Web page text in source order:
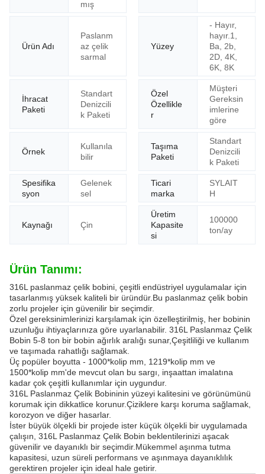
mış
Ürün Adı
Paslanm
az çelik
sarmal
Yüzey
- Hayır,
hayır.1,
Ba, 2b,
2D, 4K,
6K, 8K
İhracat
Paketi
Standart
Denizcili
k Paketi
Özel
Özellikle
r
Müşteri
Gereksin
imlerine
göre
Örnek
Kullanıla
bilir
Taşıma
Paketi
Standart
Denizcili
k Paketi
Spesifika
syon
Gelenek
sel
Ticari
marka
SYLAIT
H
Kaynağı Çin
Üretim
Kapasite
si
100000
ton/ay
Ürün Tanımı:
316L paslanmaz çelik bobini, çeşitli endüstriyel uygulamalar için
tasarlanmış yüksek kaliteli bir üründür.Bu paslanmaz çelik bobin
zorlu projeler için güvenilir bir seçimdir.
Özel gereksinimlerinizi karşılamak için özelleştirilmiş, her bobinin
uzunluğu ihtiyaçlarınıza göre uyarlanabilir. 316L Paslanmaz Çelik
Bobin 5-8 ton bir bobin ağırlık aralığı sunar,Çeşitliliği ve kullanım
ve taşımada rahatlığı sağlamak.
Üç popüler boyutta - 1000*kolip mm, 1219*kolip mm ve
1500*kolip mm'de mevcut olan bu sargı, inşaattan imalatına
kadar çok çeşitli kullanımlar için uygundur.
316L Paslanmaz Çelik Bobininin yüzeyi kalitesini ve görünümünü
korumak için dikkatlice korunur.Çiziklere karşı koruma sağlamak,
korozyon ve diğer hasarlar.
İster büyük ölçekli bir projede ister küçük ölçekli bir uygulamada
çalışın, 316L Paslanmaz Çelik Bobin beklentilerinizi aşacak
güvenilir ve dayanıklı bir seçimdir.Mükemmel aşınma tutma
kapasitesi, uzun süreli performans ve aşınmaya dayanıklılık
gerektiren projeler için ideal hale getirir.